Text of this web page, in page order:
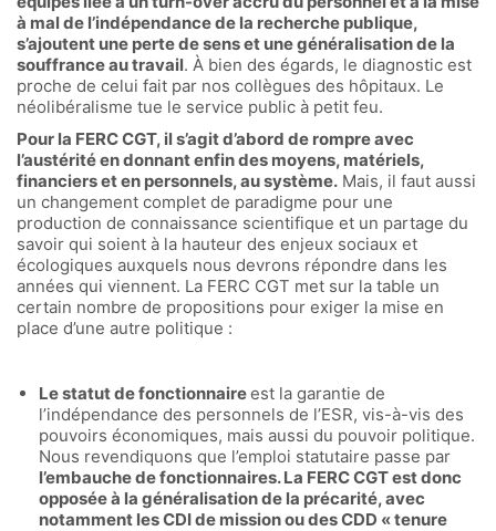
à mal de l’indépendance de la recherche publique,
s’ajoutent une perte de sens et une généralisation de la
souffrance au travail. À bien des égards, le diagnostic est
proche de celui fait par nos collègues des hôpitaux. Le
néolibéralisme tue le service public à petit feu.
Pour la FERC CGT, il s’agit d’abord de rompre avec
l’austérité en donnant enfin des moyens, matériels,
financiers et en personnels, au système. Mais, il faut aussi
un changement complet de paradigme pour une
production de connaissance scientifique et un partage du
savoir qui soient à la hauteur des enjeux sociaux et
écologiques auxquels nous devrons répondre dans les
années qui viennent. La FERC CGT met sur la table un
certain nombre de propositions pour exiger la mise en
place d’une autre politique :
Le statut de fonctionnaireest la garantie de
l’indépendance des personnels de l’ESR, vis-à-vis des
pouvoirs économiques, mais aussi du pouvoir politique.
Nous revendiquons que l’emploi statutaire passe par
l’embauche de fonctionnaires. La FERC CGT est donc
opposée à la généralisation de la précarité, avec
notamment les CDI de mission ou des CDD « tenure